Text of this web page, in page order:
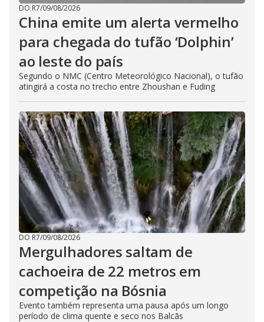
DO R7/09/08/2026
China emite um alerta vermelho
para chegada do tufão ‘Dolphin’
ao leste do país
Segundo o NMC (Centro Meteorológico Nacional), o tufão
atingirá a costa no trecho entre Zhoushan e Fuding
DO R7/09/08/2026
Mergulhadores ​​saltam de
cachoeira de 22 metros em
competição na Bósnia
Evento também representa uma pausa após um longo
período de clima quente e seco nos Balcãs